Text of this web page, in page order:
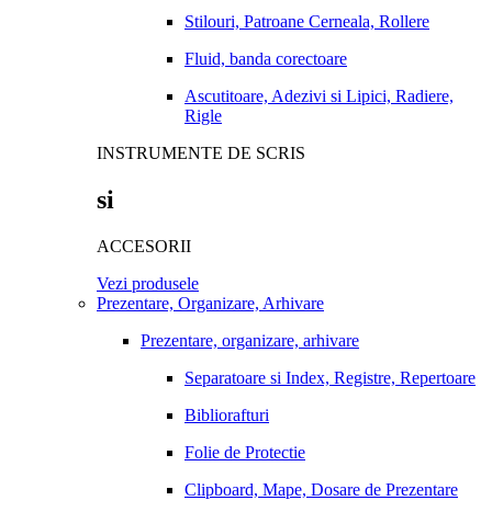
Stilouri, Patroane Cerneala, Rollere
Fluid, banda corectoare
Ascutitoare, Adezivi si Lipici, Radiere,
Rigle
INSTRUMENTE DE SCRIS
si
ACCESORII
Vezi produsele
Prezentare, Organizare, Arhivare
Prezentare, organizare, arhivare
Separatoare si Index, Registre, Repertoare
Bibliorafturi
Folie de Protectie
Clipboard, Mape, Dosare de Prezentare